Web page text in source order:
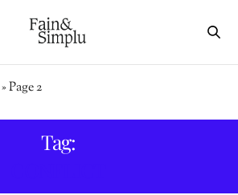
»Page 2
Tag: